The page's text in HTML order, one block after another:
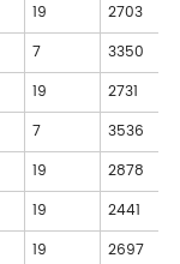
19
2703
7
3350
19
2731
7
3536
19
2878
19
2441
19 2697